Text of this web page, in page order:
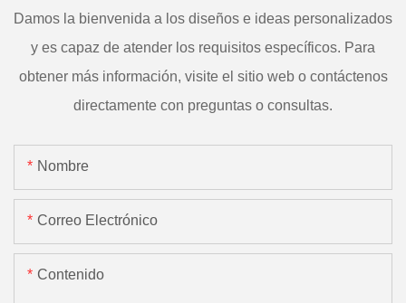
Damos la bienvenida a los diseños e ideas personalizados
y es capaz de atender los requisitos específicos. Para
obtener más información, visite el sitio web o contáctenos
directamente con preguntas o consultas.
Nombre
Correo Electrónico
Contenido